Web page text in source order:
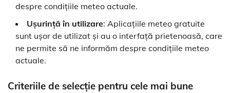
despre condițiile meteo actuale.
Ușurință în utilizare: Aplicațiile meteo gratuite
sunt ușor de utilizat și au o interfață prietenoasă, care
ne permite să ne informăm despre condițiile meteo
actuale.
Criteriile de selecție pentru cele mai bune